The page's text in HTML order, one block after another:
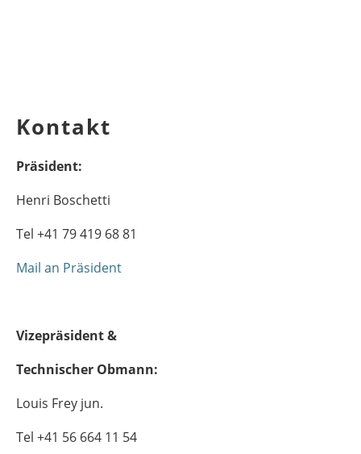
Kontakt
Präsident:
Henri Boschetti
Tel +41 79 419 68 81
Mail an Präsident
Vizepräsident &
Technischer Obmann:
Louis Frey jun.
Tel +41 56 664 11 54